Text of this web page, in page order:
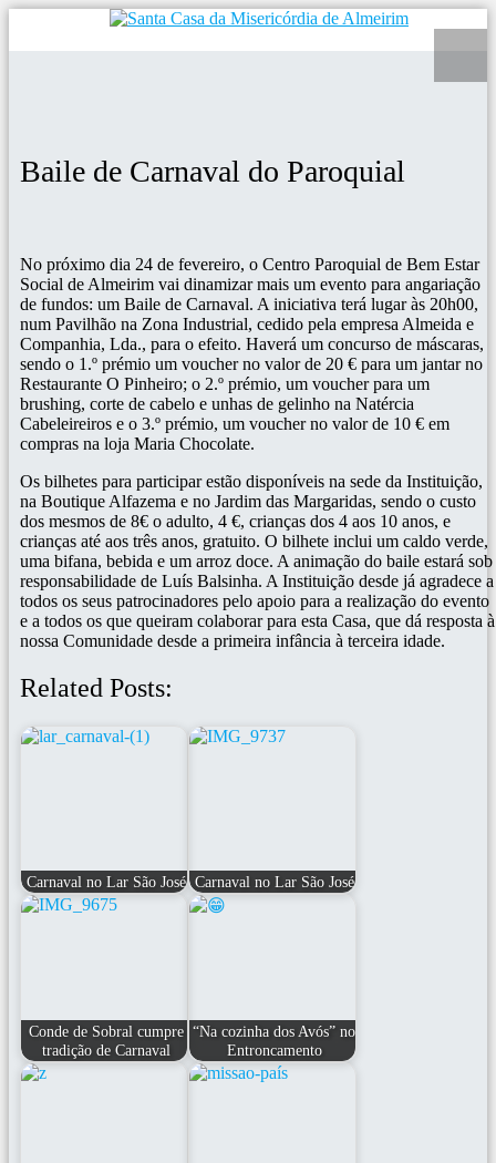
Baile de Carnaval do Paroquial
No próximo dia 24 de fevereiro, o Centro Paroquial de Bem Estar
Social de Almeirim vai dinamizar mais um evento para angariação
de fundos: um Baile de Carnaval. A iniciativa terá lugar às 20h00,
num Pavilhão na Zona Industrial, cedido pela empresa Almeida e
Companhia, Lda., para o efeito. Haverá um concurso de máscaras,
sendo o 1.º prémio um voucher no valor de 20 € para um jantar no
Restaurante O Pinheiro; o 2.º prémio, um voucher para um
brushing, corte de cabelo e unhas de gelinho na Natércia
Cabeleireiros e o 3.º prémio, um voucher no valor de 10 € em
compras na loja Maria Chocolate.
Os bilhetes para participar estão disponíveis na sede da Instituição,
na Boutique Alfazema e no Jardim das Margaridas, sendo o custo
dos mesmos de 8€ o adulto, 4 €, crianças dos 4 aos 10 anos, e
crianças até aos três anos, gratuito. O bilhete inclui um caldo verde,
uma bifana, bebida e um arroz doce. A animação do baile estará sob
responsabilidade de Luís Balsinha. A Instituição desde já agradece a
todos os seus patrocinadores pelo apoio para a realização do evento
e a todos os que queiram colaborar para esta Casa, que dá resposta à
nossa Comunidade desde a primeira infância à terceira idade.
Related Posts:
Carnaval no Lar São José Carnaval no Lar São José
Conde de Sobral cumpre
tradição de Carnaval
“Na cozinha dos Avós” no
Entroncamento